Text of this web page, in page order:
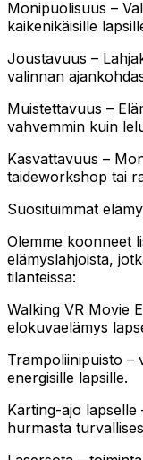
Monipuolisuus –
kaikenikäisille
Joustavuus –
valinnan
Muistettavuus –
vahvemmin kuin
Kasvattavuus –
taideworkshop tai
Suosituimmat
Olemme koonneet
elämyslahjoista,
tilanteissa:
Walking VR Movie
elokuvaelämys
Trampoliinipuisto –
energisille lapsille.
Karting-ajo
hurmasta